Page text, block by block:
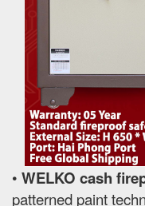
• WELKO cash
patterned paint